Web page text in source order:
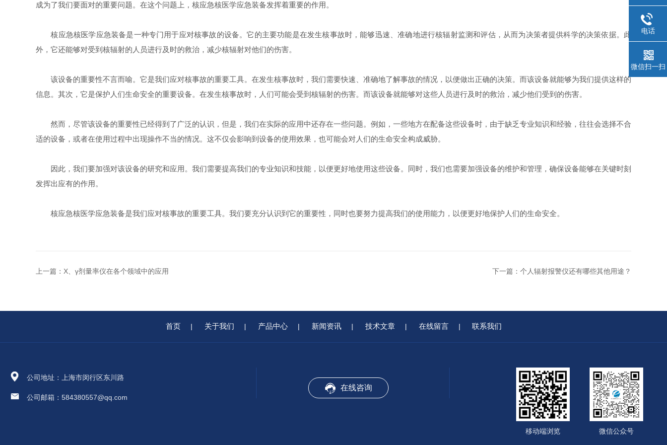
成为了我们要面对的重要问题。在这个问题上，核应急核医学应急装备发挥着重要的作用。
核应急核医学应急装备是一种专门用于应对核事故的设备。它的主要功能是在发生核事故时，能够迅速、准确地进行核辐射监测和评估，从而为决策者提供科学的决策依据。此
外，它还能够对受到核辐射的人员进行及时的救治，减少核辐射对他们的伤害。
该设备的重要性不言而喻。它是我们应对核事故的重要工具。在发生核事故时，我们需要快速、准确地了解事故的情况，以便做出正确的决策。而该设备就能够为我们提供这样的
信息。其次，它是保护人们生命安全的重要设备。在发生核事故时，人们可能会受到核辐射的伤害。而该设备就能够对这些人员进行及时的救治，减少他们受到的伤害。
然而，尽管该设备的重要性已经得到了广泛的认识，但是，我们在实际的应用中还存在一些问题。例如，一些地方在配备这些设备时，由于缺乏专业知识和经验，往往会选择不合
适的设备，或者在使用过程中出现操作不当的情况。这不仅会影响到设备的使用效果，也可能会对人们的生命安全构成威胁。
因此，我们要加强对该设备的研究和应用。我们需要提高我们的专业知识和技能，以便更好地使用这些设备。同时，我们也需要加强设备的维护和管理，确保设备能够在关键时刻
发挥出应有的作用。
核应急核医学应急装备是我们应对核事故的重要工具。我们要充分认识到它的重要性，同时也要努力提高我们的使用能力，以便更好地保护人们的生命安全。
上一篇： X、γ剂量率仪在各个领域中的应用 下一篇： 个人辐射报警仪还有哪些其他用途？
首页 | 关于我们 | 产品中心 | 新闻资讯 | 技术文章 | 在线留言 | 联系我们
公司地址：上海市闵行区东川路
公司邮箱：584380557@qq.com
在线咨询
微信公众号
移动端浏览
电话
微信扫一扫